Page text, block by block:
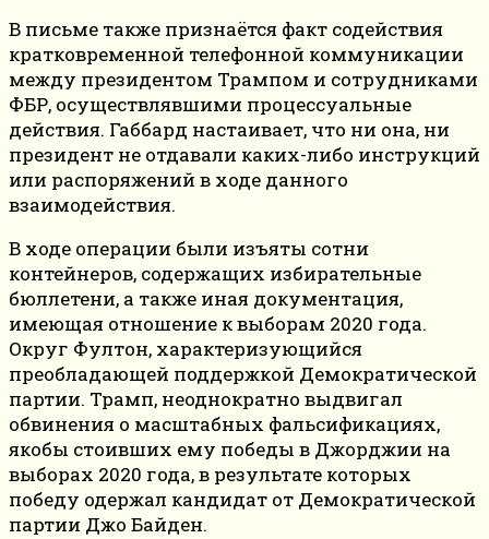
В письме также признаётся факт содействия
кратковременной телефонной коммуникации
между президентом Трампом и сотрудниками
ФБР, осуществлявшими процессуальные
действия. Габбард настаивает, что ни она, ни
президент не отдавали каких-либо инструкций
или распоряжений в ходе данного
взаимодействия.
В ходе операции были изъяты сотни
контейнеров, содержащих избирательные
бюллетени, а также иная документация,
имеющая отношение к выборам 2020 года.
Округ Фултон, характеризующийся
преобладающей поддержкой Демократической
партии. Трамп, неоднократно выдвигал
обвинения о масштабных фальсификациях,
якобы стоивших ему победы в Джорджии на
выборах 2020 года, в результате которых
победу одержал кандидат от Демократической
партии Джо Байден.